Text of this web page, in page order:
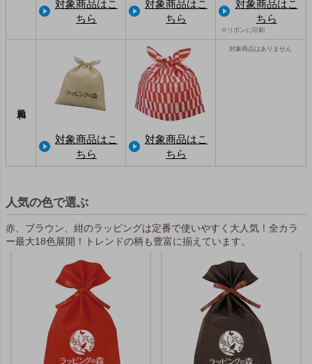
対象商品はこ
ちら
対象商品はこ
ちら
対象商品はこ
ちら
※リボンに印刷
対象商品はこ
ちら
対象商品はこ
ちら
対象商品はありません
人気の色で選ぶ
赤、ブラウン、紺のラッピングは定番で使いやすく大人気！全カラ
ー最大18色展開！トレンドの柄も豊富に揃えています。